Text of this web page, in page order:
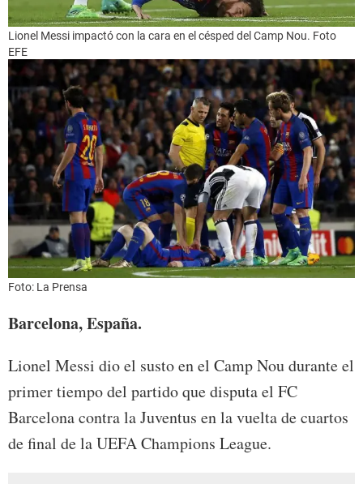
Lionel Messi impactó con la cara en el césped del Camp Nou. Foto
EFE
Foto: La Prensa
Barcelona, España.
Lionel Messi dio el susto en el Camp Nou durante el
primer tiempo del partido que disputa el FC
Barcelona contra la Juventus en la vuelta de cuartos
de final de la UEFA Champions League.